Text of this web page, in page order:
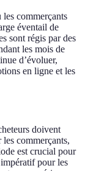
commerçants
éventail de
sont régis par des
les mois de
d’évoluer,
en ligne et les
doivent
commerçants,
est crucial pour
pour les